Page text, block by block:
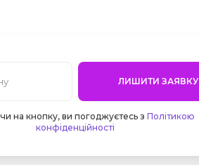
ЛИШИТИ ЗАЯВКУ
на кнопку, ви погоджуєтесь з Політикою
конфіденційності